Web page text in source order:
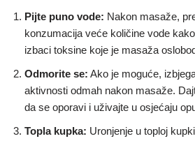
Pijte puno vode: Nakon masaže,
konzumacija veće količine vode
izbaci toksine koje je masaža
Odmorite se: Ako je moguće,
aktivnosti odmah nakon masaže.
da se oporavi i uživajte u osjećaju
Topla kupka: Uronjenje u toploj